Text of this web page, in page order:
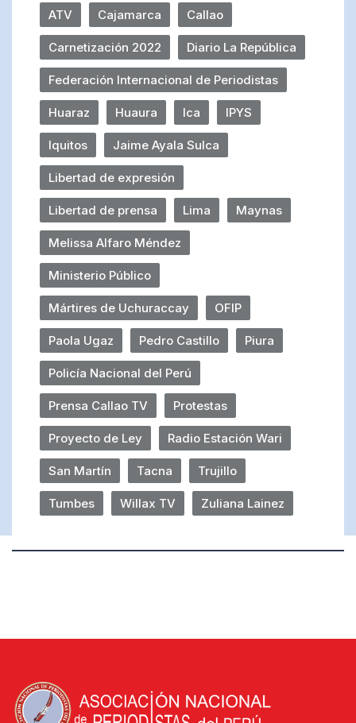
ATV Cajamarca Callao
Carnetización 2022 Diario La República
Federación Internacional de Periodistas
Huaraz Huaura Ica IPYS
Iquitos Jaime Ayala Sulca
Libertad de expresión
Libertad de prensa Lima Maynas
Melissa Alfaro Méndez
Ministerio Público
Mártires de Uchuraccay OFIP
Paola Ugaz Pedro Castillo Piura
Policía Nacional del Perú
Prensa Callao TV Protestas
Proyecto de Ley Radio Estación Wari
San Martín Tacna Trujillo
Tumbes Willax TV Zuliana Lainez